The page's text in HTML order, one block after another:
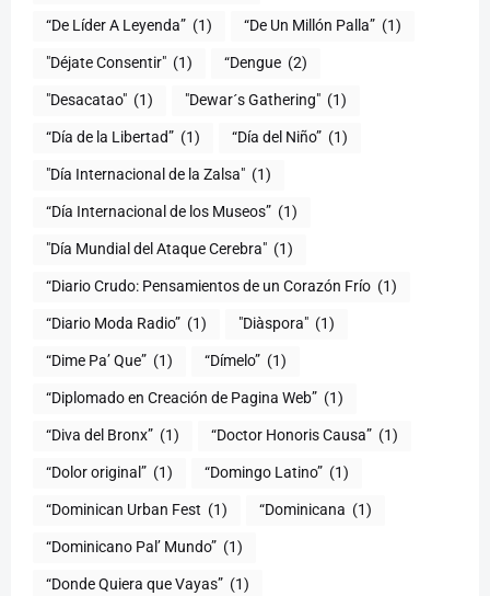
“De Líder A Leyenda” (1) “De Un Millón Palla” (1)
"Déjate Consentir" (1) “Dengue (2)
"Desacatao" (1) "Dewar´s Gathering" (1)
(1) “Día del Niño” (1)
"Día Internacional de la Zalsa" (1)
“Día Internacional de los Museos” (1)
"Día Mundial del Ataque Cerebra" (1)
“Diario Crudo: Pensamientos de un Corazón Frío (1)
“Diario Moda Radio” (1) (1)
“Dime Pa’ Que” (1) “Dímelo” (1)
“Diplomado en Creación de Pagina Web” (1)
“Diva del Bronx” (1) “Doctor Honoris Causa” (1)
“Dolor original” (1) “Domingo Latino” (1)
“Dominican Urban Fest (1) “Dominicana (1)
“Dominicano Pal’ Mundo” (1)
“Donde Quiera que Vayas” (1)